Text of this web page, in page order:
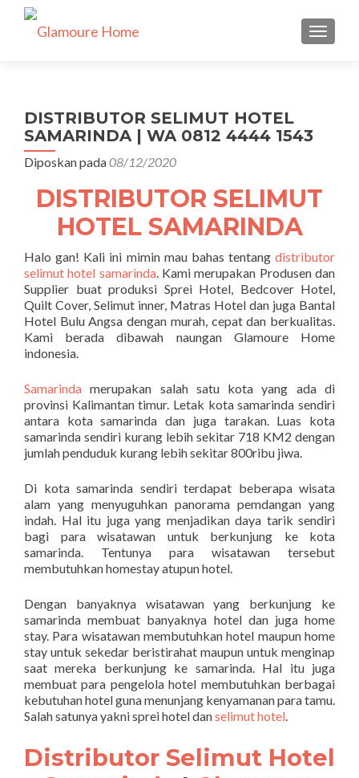
TUKAR
DISTRIBUTOR SELIMUT HOTEL
SAMARINDA | WA 0812 4444 1543
Diposkan pada08/12/2020
DISTRIBUTOR SELIMUT
HOTEL SAMARINDA
Halo gan! Kali ini mimin mau bahas tentangdistributor
selimut hotel samarinda. Kami merupakan Produsen dan
Supplier buat produksi Sprei Hotel, Bedcover Hotel,
Quilt Cover, Selimut inner, Matras Hotel dan juga Bantal
Hotel Bulu Angsa dengan murah, cepat dan berkualitas.
Kami berada dibawah naungan Glamoure Home
indonesia.
Samarinda merupakan salah satu kota yang ada di
provinsi Kalimantan timur. Letak kota samarinda sendiri
antara kota samarinda dan juga tarakan. Luas kota
samarinda sendiri kurang lebih sekitar 718 KM2 dengan
jumlah penduduk kurang lebih sekitar 800ribu jiwa.
Di kota samarinda sendiri terdapat beberapa wisata
alam yang menyuguhkan panorama pemdangan yang
indah. Hal itu juga yang menjadikan daya tarik sendiri
bagi para wisatawan untuk berkunjung ke kota
samarinda. Tentunya para wisatawan tersebut
membutuhkan homestay atupun hotel.
Dengan banyaknya wisatawan yang berkunjung ke
samarinda membuat banyaknya hotel dan juga home
stay. Para wisatawan membutuhkan hotel maupun home
stay untuk sekedar beristirahat maupun untuk menginap
saat mereka berkunjung ke samarinda. Hal itu juga
membuat para pengelola hotel membutuhkan berbagai
kebutuhan hotel guna menunjang kenyamanan para tamu.
Salah satunya yakni sprei hotel danselimut hotel.
Distributor Selimut Hotel